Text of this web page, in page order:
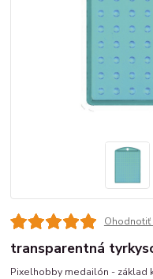
transparentná
Pixelhobby medailón - základ